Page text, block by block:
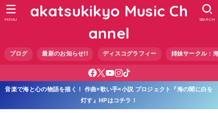
akatsukikyo Music Ch
annel
ブログ 最新のお知らせ!! ディスコグラフィー 姉妹サークル：
SEARCH
MENU
音楽で海と心の物語を描く！ 作曲×歌い手×小説 プロジェクト『海の闇に白を
灯す』HPはコチラ！